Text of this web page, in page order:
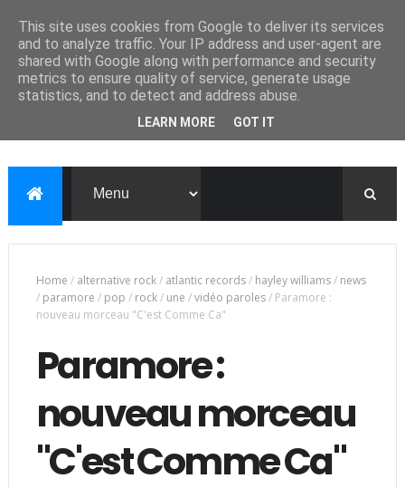
Home / alternative rock/ atlantic records/ hayley williams/ news
/ paramore / pop / rock/ une /vidéo paroles/ Paramore :
nouveau morceau "C'est Comme Ca"
Paramore :
nouveau morceau
"C'est Comme Ca"
This site uses cookies from Google to deliver its services
and to analyze traffic. Your IP address and user-agent are
shared with Google along with performance and security
metrics to ensure quality of service, generate usage
statistics, and to detect and address abuse.
LEARN MORE GOT IT